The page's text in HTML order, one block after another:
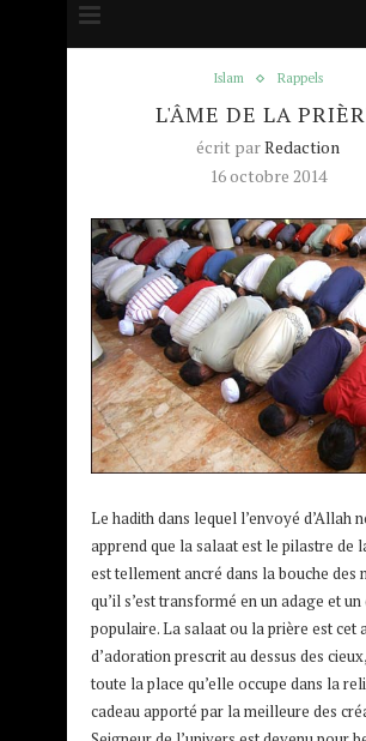
Accueil
Islam Rappels
L'ÂME DE LA
écrit parRedaction
16 octobre 2014
Le hadith dans lequel l’envoyé d’Allah
apprend que la salaat est le pilastre de
est tellement ancré dans la bouche des
qu’il s’est transformé en un adage et
populaire. La salaat ou la prière est cet
d’adoration prescrit au dessus des
toute la place qu’elle occupe dans la
cadeau apporté par la meilleure des